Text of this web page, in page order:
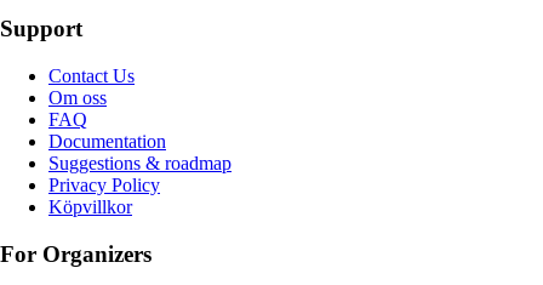
Support
Contact Us
Om oss
FAQ
Documentation
Suggestions & roadmap
Privacy Policy
Köpvillkor
For Organizers